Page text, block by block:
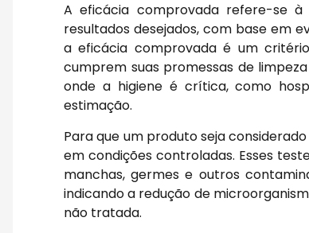
A eficácia comprovada refere-se
resultados desejados, com base em
a eficácia comprovada é um
cumprem suas promessas de
onde a higiene é crítica, como
estimação.
Para que um produto seja
em condições controladas. Esses
manchas, germes e outros
indicando a redução de
não tratada.